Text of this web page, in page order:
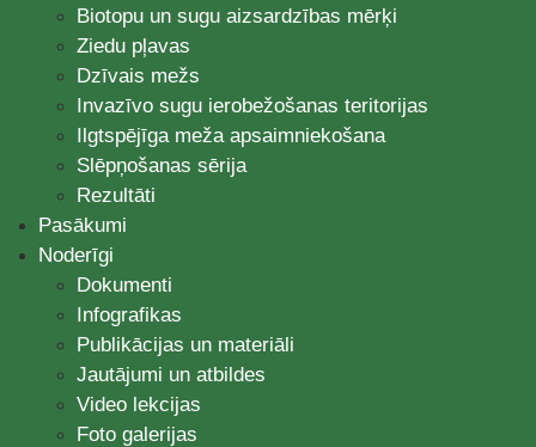
Biotopu un sugu aizsardzības mērķi
Ziedu pļavas
Dzīvais mežs
Invazīvo sugu ierobežošanas teritorijas
Ilgtspējīga meža apsaimniekošana
Slēpņošanas sērija
Rezultāti
Pasākumi
Noderīgi
Dokumenti
Infografikas
Publikācijas un materiāli
Jautājumi un atbildes
Video lekcijas
Foto galerijas